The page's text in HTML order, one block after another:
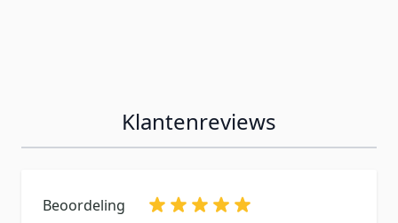
Klantenreviews
Beoordeling